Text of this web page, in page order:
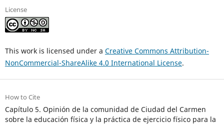
License
This work is licensed under a Creative Commons Attribution-
NonCommercial-ShareAlike 4.0 International License.
How to Cite
Capítulo 5. Opinión de la comunidad de Ciudad del Carmen
sobre la educación física y la práctica de ejercicio físico para la